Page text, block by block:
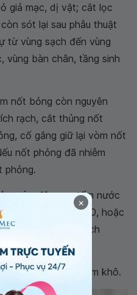
giả mạc, dị vật; cắt lọc
sót lại sau phẫu thuật
từ vùng sạch đến vùng
vùng bàn chân, tầng sinh
nốt bỏng còn nguyên
rạch, cắt thủng nốt
cố gắng giữ lại vòm nốt
nốt phỏng đã nhiễm
phỏng.
máu: đắp gạc tẩm nước
adrenalin 1/200.000, hoặc
thắt buộc mạch
sát khuẩn. Thấm khô.
×